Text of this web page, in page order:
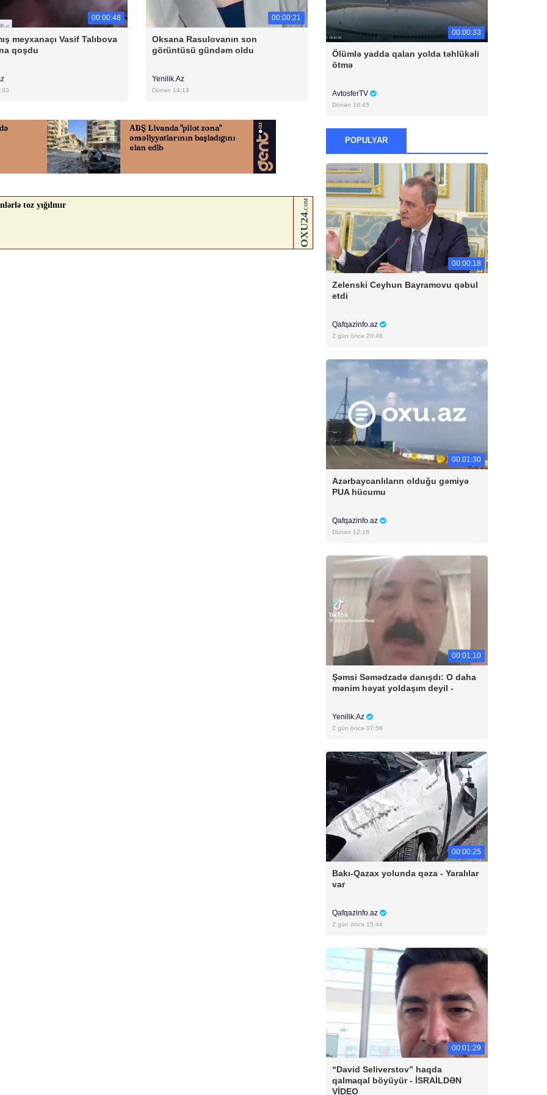
00:00:48
meyxanaçı Vasif Talıbova
qoşdu
00:00:21
Oksana Rasulovanın son
görüntüsü gündəm oldu
Yenilik.Az
Dünən 14:13
00:00:33
Ölümlə yadda qalan yolda təhlükəli
ötmə
AvtosferTV
Dünən 16:45
POPULYAR
00:00:18
Zelenski Ceyhun Bayramovu qəbul
etdi
Qafqazinfo.az
2 gün öncə 20:46
00:01:30
Azərbaycanlıların olduğu gəmiyə
PUA hücumu
Qafqazinfo.az
Dünən 12:18
00:01:10
Şəmsi Səmədzadə danışdı: O daha
mənim həyat yoldaşım deyil -
Yenilik.Az
2 gün öncə 07:56
00:00:25
Bakı-Qazax yolunda qəza - Yaralılar
var
Qafqazinfo.az
2 gün öncə 15:44
00:01:29
“David Seliverstov” haqda
qalmaqal böyüyür - İSRAİLDƏN
VİDEO